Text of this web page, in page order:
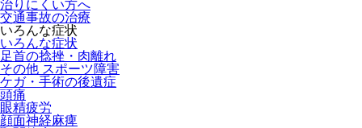
治りにくい方へ
交通事故の治療
いろんな症状
いろんな症状
足首の捻挫・肉離れ
その他 スポーツ障害
ケガ・手術の後遺症
頭痛
眼精疲労
顔面神経麻痺